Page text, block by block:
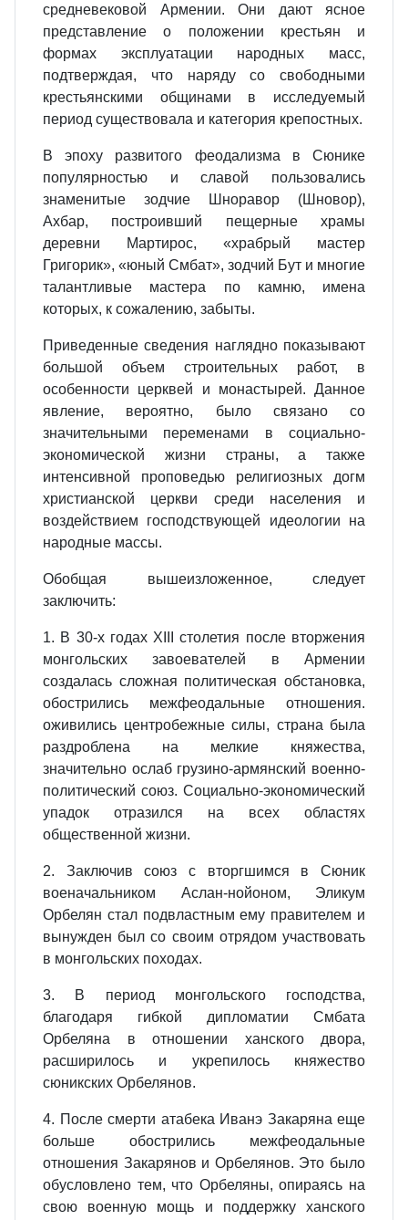
средневековой Армении. Они дают ясное
представление о положении крестьян и
формах эксплуатации народных масс,
подтверждая, что наряду со свободными
крестьянскими общинами в исследуемый
период существовала и категория крепостных.
В эпоху развитого феодализма в Сюнике
популярностью и славой пользовались
знаменитые зодчие Шноравор (Шновор),
Ахбар, построивший пещерные храмы
деревни Мартирос, «храбрый мастер
Григорик», «юный Смбат», зодчий Бут и многие
талантливые мастера по камню, имена
которых, к сожалению, забыты.
Приведенные сведения наглядно показывают
большой объем строительных работ, в
особенности церквей и монастырей. Данное
явление, вероятно, было связано со
значительными переменами в социально-
экономической жизни страны, а также
интенсивной проповедью религиозных догм
христианской церкви среди населения и
воздействием господствующей идеологии на
народные массы.
Обобщая вышеизложенное, следует
заключить:
1. В 30-х годах XIII столетия после вторжения
монгольских завоевателей в Армении
создалась сложная политическая обстановка,
обострились межфеодальные отношения.
оживились центробежные силы, страна была
раздроблена на мелкие княжества,
значительно ослаб грузино-армянский военно-
политический союз. Социально-экономический
упадок отразился на всех областях
общественной жизни.
2. Заключив союз с вторгшимся в Сюник
военачальником Аслан-нойоном, Эликум
Орбелян стал подвластным ему правителем и
вынужден был со своим отрядом участвовать
в монгольских походах.
3. В период монгольского господства,
благодаря гибкой дипломатии Смбата
Орбеляна в отношении ханского двора,
расширилось и укрепилось княжество
сюникских Орбелянов.
4. После смерти атабека Иванэ Закаряна еще
больше обострились межфеодальные
отношения Закарянов и Орбелянов. Это было
обусловлено тем, что Орбеляны, опираясь на
свою военную мощь и поддержку ханского